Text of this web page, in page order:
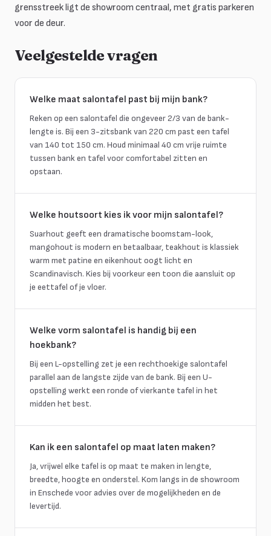
grensstreek ligt de showroom centraal, met gratis parkeren
voor de deur.
Veelgestelde vragen
Welke maat salontafel past bij mijn bank?
Reken op een salontafel die ongeveer 2/3 van de bank-
lengte is. Bij een 3-zitsbank van 220 cm past een tafel
van 140 tot 150 cm. Houd minimaal 40 cm vrije ruimte
tussen bank en tafel voor comfortabel zitten en
opstaan.
Welke houtsoort kies ik voor mijn salontafel?
Suarhout geeft een dramatische boomstam-look,
mangohout is modern en betaalbaar, teakhout is klassiek
warm met patine en eikenhout oogt licht en
Scandinavisch. Kies bij voorkeur een toon die aansluit op
je eettafel of je vloer.
Welke vorm salontafel is handig bij een
hoekbank?
Bij een L-opstelling zet je een rechthoekige salontafel
parallel aan de langste zijde van de bank. Bij een U-
opstelling werkt een ronde of vierkante tafel in het
midden het best.
Kan ik een salontafel op maat laten maken?
Ja, vrijwel elke tafel is op maat te maken in lengte,
breedte, hoogte en onderstel. Kom langs in de showroom
in Enschede voor advies over de mogelijkheden en de
levertijd.